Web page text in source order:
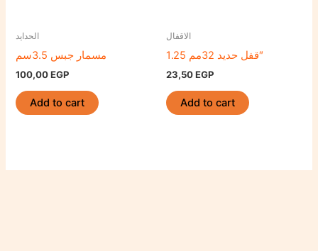
الحدايد
مسمار جبس 3.5سم
100,00EGP
Add to cart
الاقفال
قفل حديد 32مم 1.25″
23,50EGP
Add to cart